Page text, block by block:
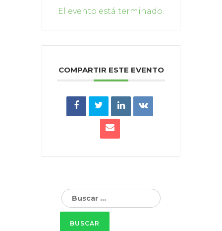
El evento está terminado.
COMPARTIR ESTE EVENTO
Buscar: